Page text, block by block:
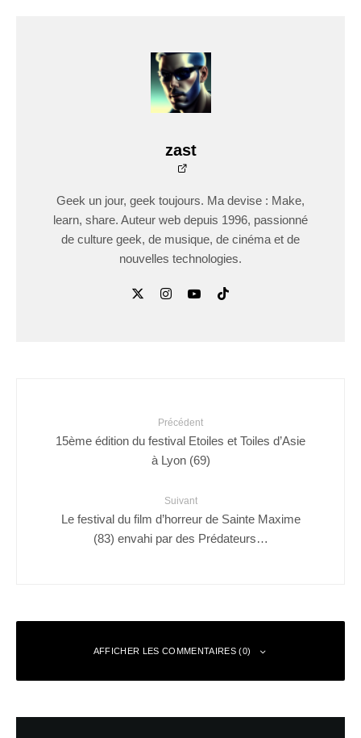
zast
Geek un jour, geek toujours. Ma devise : Make,
learn, share. Auteur web depuis 1996, passionné
de culture geek, de musique, de cinéma et de
nouvelles technologies.
Précédent
15ème édition du festival Etoiles et Toiles d’Asie
à Lyon (69)
Suivant
Le festival du film d’horreur de Sainte Maxime
(83) envahi par des Prédateurs…
AFFICHER LES COMMENTAIRES (0)